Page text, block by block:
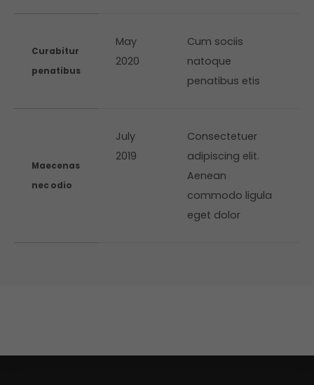
Curabitur
penatibus
May
2020
Cum sociis
natoque
penatibus etis
Maecenas
nec odio
July
2019
Consectetuer
adipiscing elit.
Aenean
commodo ligula
eget dolor